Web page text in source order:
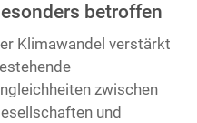
betroffen
Klimawandel verstärkt
zwischen
und